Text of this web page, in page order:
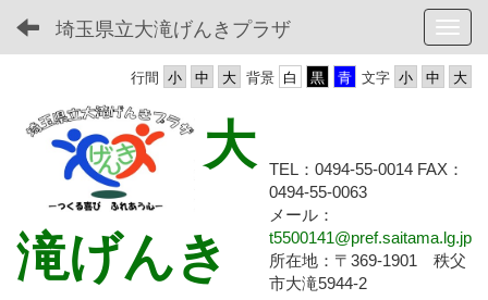
埼玉県立大滝げんきプラザ
文字
背景
行間
大
滝げんき
TEL：0494-55-0014 FAX：
0494-55-0063
メール：
t5500141@pref.saitama.lg.jp
所在地：〒369-1901 秩父
市大滝5944-2